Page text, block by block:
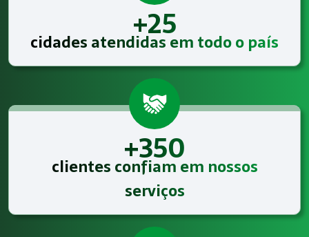
+25
cidades atendidas em todo o país
+350
clientes confiam em nossos
serviços